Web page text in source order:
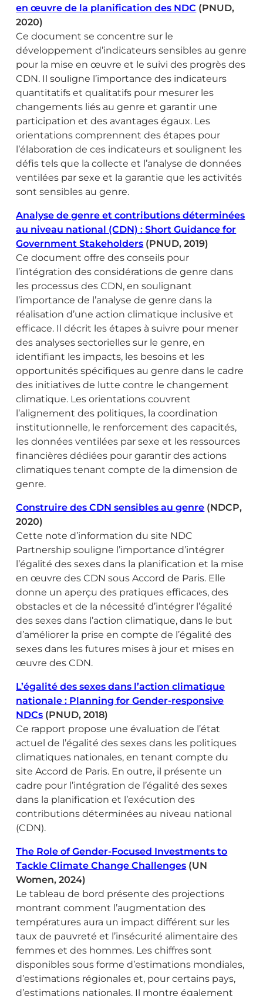
en œuvre de la planification des NDC (PNUD,
2020)
Ce document se concentre sur le
développement d’indicateurs sensibles au genre
pour la mise en œuvre et le suivi des progrès des
CDN. Il souligne l’importance des indicateurs
quantitatifs et qualitatifs pour mesurer les
changements liés au genre et garantir une
participation et des avantages égaux. Les
orientations comprennent des étapes pour
l’élaboration de ces indicateurs et soulignent les
défis tels que la collecte et l’analyse de données
ventilées par sexe et la garantie que les activités
sont sensibles au genre.
Analyse de genre et contributions déterminées
au niveau national (CDN) : Short Guidance for
Government Stakeholders (PNUD, 2019)
Ce document offre des conseils pour
l’intégration des considérations de genre dans
les processus des CDN, en soulignant
l’importance de l’analyse de genre dans la
réalisation d’une action climatique inclusive et
efficace. Il décrit les étapes à suivre pour mener
des analyses sectorielles sur le genre, en
identifiant les impacts, les besoins et les
opportunités spécifiques au genre dans le cadre
des initiatives de lutte contre le changement
climatique. Les orientations couvrent
l’alignement des politiques, la coordination
institutionnelle, le renforcement des capacités,
les données ventilées par sexe et les ressources
financières dédiées pour garantir des actions
climatiques tenant compte de la dimension de
genre.
Construire des CDN sensibles au genre (NDCP,
2020)
Cette note d’information du site NDC
Partnership souligne l’importance d’intégrer
l’égalité des sexes dans la planification et la mise
en œuvre des CDN sous Accord de Paris. Elle
donne un aperçu des pratiques efficaces, des
obstacles et de la nécessité d’intégrer l’égalité
des sexes dans l’action climatique, dans le but
d’améliorer la prise en compte de l’égalité des
sexes dans les futures mises à jour et mises en
œuvre des CDN.
L’égalité des sexes dans l’action climatique
nationale : Planning for Gender-responsive
NDCs (PNUD, 2018)
Ce rapport propose une évaluation de l’état
actuel de l’égalité des sexes dans les politiques
climatiques nationales, en tenant compte du
site Accord de Paris. En outre, il présente un
cadre pour l’intégration de l’égalité des sexes
dans la planification et l’exécution des
contributions déterminées au niveau national
(CDN).
The Role of Gender-Focused Investments to
Tackle Climate Change Challenges (UN
Women, 2024)
Le tableau de bord présente des projections
montrant comment l’augmentation des
températures aura un impact différent sur les
taux de pauvreté et l’insécurité alimentaire des
femmes et des hommes. Les chiffres sont
disponibles sous forme d’estimations mondiales,
d’estimations régionales et, pour certains pays,
d’estimations nationales. Il montre également